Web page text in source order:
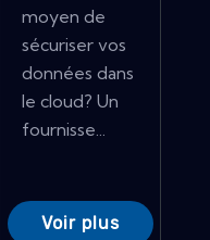
moyen de
sécuriser vos
données dans
le cloud? Un
fournisse...
Voir plus